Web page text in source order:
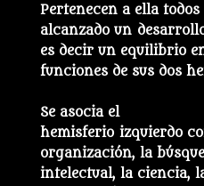
Pertenecen a ella
alcanzado un
es decir un equilibrio
funciones de sus dos
Se asocia el
hemisferio izquierdo
organización, la
intelectual, la ciencia,